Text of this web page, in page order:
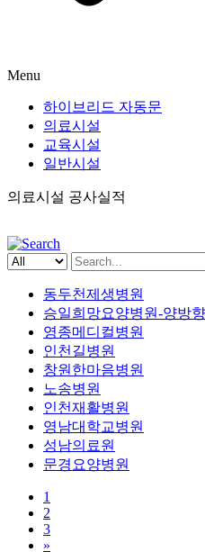
Menu
하이브리드 자동문
의료시설
교육시설
일반시설
의료시설 공사실적
동두천제생병원
승일희망요양병원-양방
영종메디컬병원
인천길병원
창원한마음병원
노송병원
인천재활병원
영남대학교병원
성남의료원
문경요양병원
1
2
3
»